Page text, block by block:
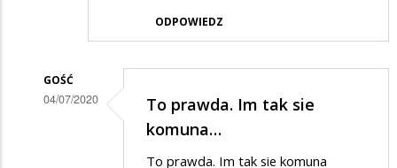
ODPOWIEDZ
GOŚĆ
04/07/2020
To prawda. Im tak sie
komuna…
To prawda. Im tak sie komuna